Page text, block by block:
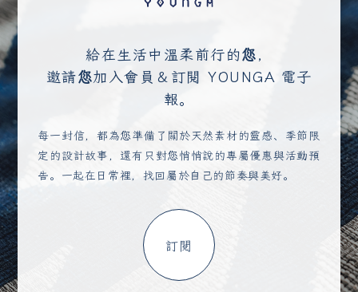
給在生活中溫柔前行的您，
邀請您加入會員＆訂閱 YOUNGA 電子
報。
每一封信，都為您準備了關於天然素材的靈感、季節限
定的設計故事，還有只對您悄悄說的專屬優惠與活動預
告。一起在日常裡，找回屬於自己的節奏與美好。
訂閱